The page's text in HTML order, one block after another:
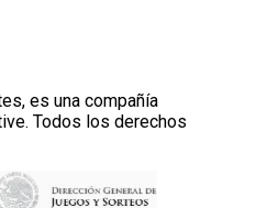
es una compañía
Todos los derechos